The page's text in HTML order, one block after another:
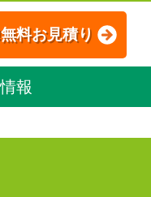
料お見積り
報